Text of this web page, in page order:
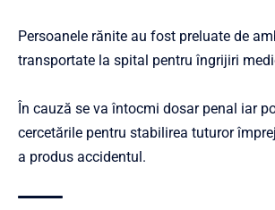
Persoanele rănite au fost preluate de
transportate la spital pentru îngrijiri
În cauză se va întocmi dosar penal iar
cercetările pentru stabilirea tuturor
a produs accidentul.